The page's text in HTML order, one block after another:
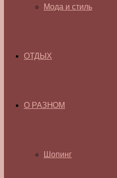
Мода и стиль
ОТДЫХ
О РАЗНОМ
Шопинг